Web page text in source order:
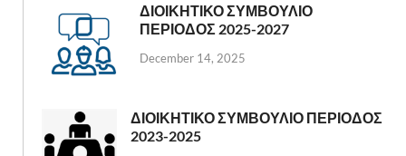
ΔΙΟΙΚΗΤΙΚΟ ΣΥΜΒΟΥΛΙΟ
ΠΕΡΙΟΔΟΣ 2025-2027
December 14, 2025
ΔΙΟΙΚΗΤΙΚΟ ΣΥΜΒΟΥΛΙΟ ΠΕΡΙΟΔΟΣ
2023-2025